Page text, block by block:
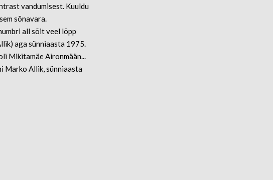
vandumisest. Kuuldu
sõnavara.
all sõit veel lõpp
aga sünniaasta 1975.
Mikitamäe Aironmään...
Marko Allik, sünniaasta